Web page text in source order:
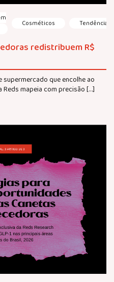
Cosméticos Tendências
redistribuem R$
supermercado que encolhe ao
Reds mapeia com precisão […]